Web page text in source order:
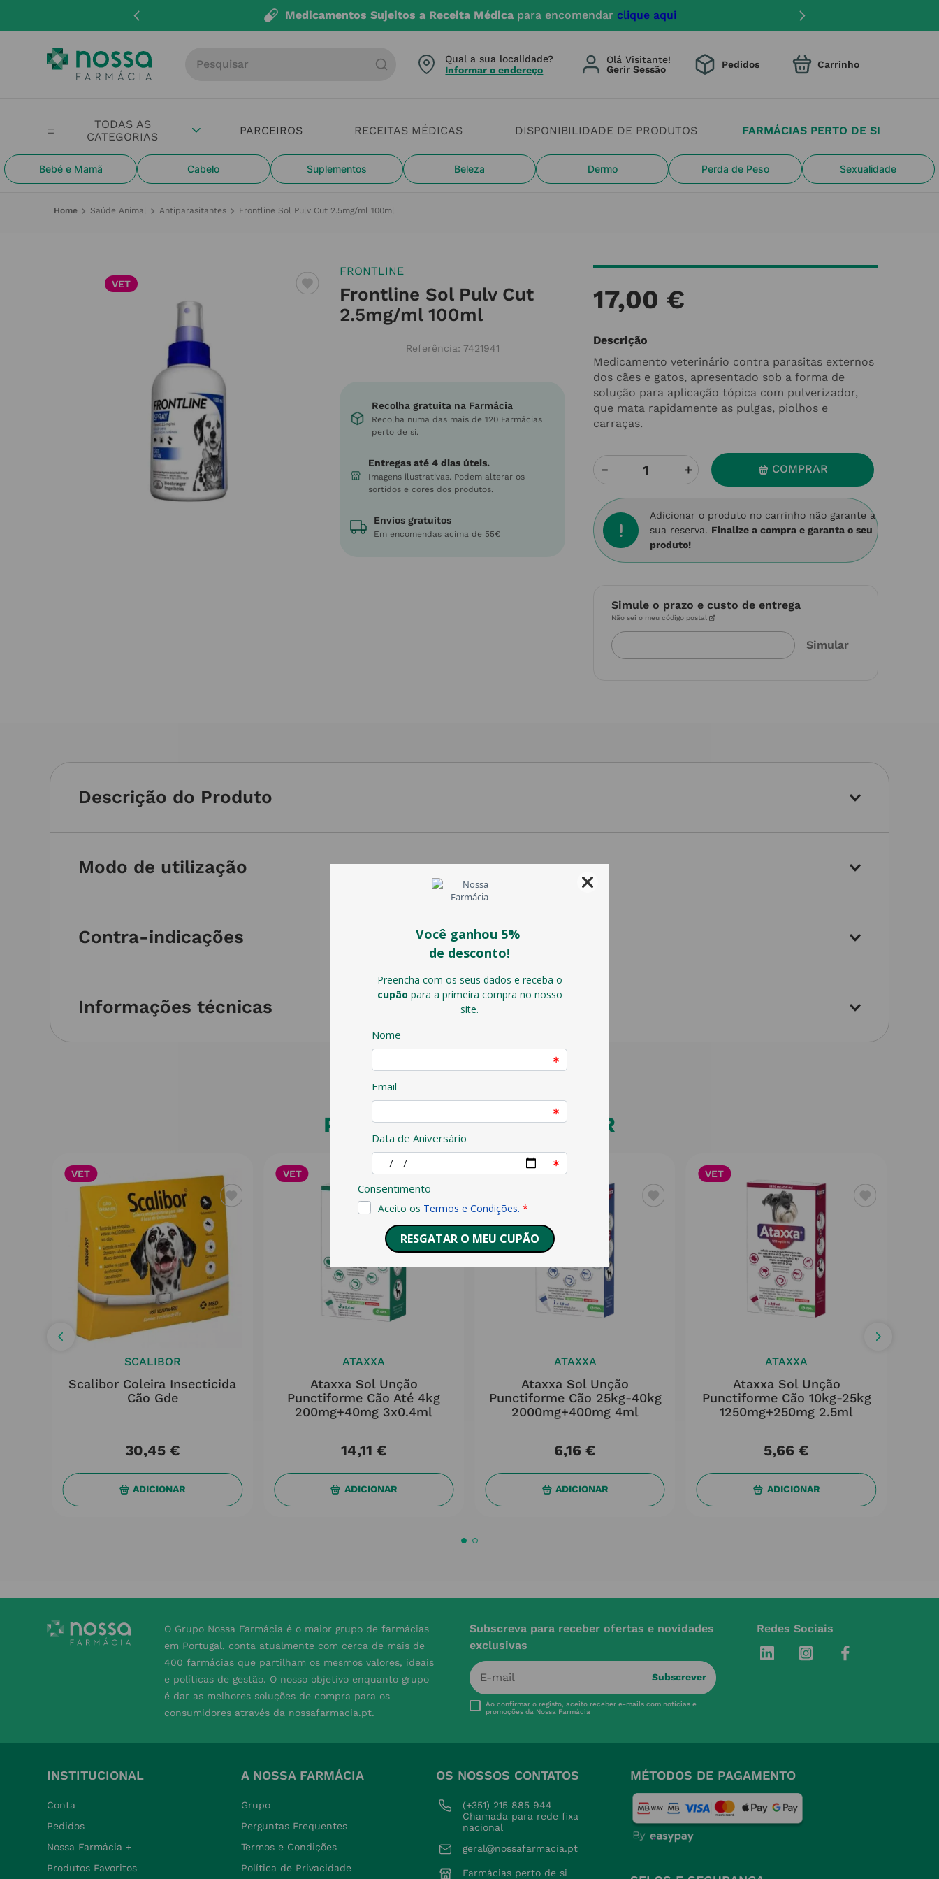
Medicamentos Sujeitos a Receita Médica para encomendar clique aqui
PARCEIROS RECEITAS MÉDICAS DISPONIBILIDADE DE PRODUTOS FARMÁCIAS PERTO DE SI
Bebé e Mamã Cabelo Suplementos Beleza Dermo Perda de Peso Sexualidade
Qual a sua localidade?
Informar o endereço
Olá Visitante! Pedidos
Saúde Animal Antiparasitantes Frontline Sol Pulv Cut 2.5mg/ml 100ml
VET
FRONTLINE
Frontline Sol Pulv Cut
2.5mg/ml 100ml
Referência: 7421941
Recolha gratuita na Farmácia
Recolha numa das mais de 120 Farmácias
perto de si.
Entregas até 4 dias úteis.
Imagens ilustrativas. Podem alterar os
sortidos e cores dos produtos.
Envios gratuitos
Em encomendas acima de 55€
17,00 €
Descrição
Medicamento veterinário contra parasitas externos
dos cães e gatos, apresentado sob a forma de
solução para aplicação tópica com pulverizador,
que mata rapidamente as pulgas, piolhos e
carraças.
＋
－ COMPRAR
Adicionar o produto no carrinho não garante a
sua reserva. Finalize a compra e garanta o seu
produto!
Simule o prazo e custo de entrega
Não sei o meu código postal
Descrição do Produto
Modo de utilização
Contra-indicações
Informações técnicas
PODERÁ TAMBÉM GOSTAR
VET
SCALIBOR
Scalibor Coleira Insecticida
Cão Gde
30,45 €
ADICIONAR
VET
ATAXXA
Ataxxa Sol Unção
Punctiforme Cão Até 4kg
200mg+40mg 3x0.4ml
14,11 €
ADICIONAR
VET
ATAXXA
Ataxxa Sol Unção
Punctiforme Cão 25kg-40kg
2000mg+400mg 4ml
6,16 €
ADICIONAR
VET
ATAXXA
Ataxxa Sol Unção
Punctiforme Cão 10kg-25kg
1250mg+250mg 2.5ml
5,66 €
ADICIONAR
O Grupo Nossa Farmácia é o maior grupo de farmácias
em Portugal, conta atualmente com cerca de mais de
400 farmácias que partilham os mesmos valores, ideais
e políticas de gestão. O nosso objetivo enquanto grupo
é dar as melhores soluções de compra para os
consumidores através da nossafarmacia.pt.
Subscreva para receber ofertas e novidades
exclusivas
Subscrever
Ao confirmar o registo, aceito receber e-mails com notícias e
promoções da Nossa Farmácia
Redes Sociais
INSTITUCIONAL
Conta
Pedidos
Nossa Farmácia +
Produtos Favoritos
A NOSSA FARMÁCIA
Grupo
Perguntas Frequentes
Termos e Condições
Política de Privacidade
OS NOSSOS CONTATOS
(+351) 215 885 944
Chamada para rede fixa
nacional
geral@nossafarmacia.pt
Farmácias perto de si
MÉTODOS DE PAGAMENTO